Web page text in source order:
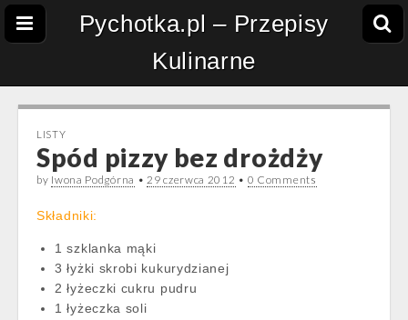
Pychotka.pl – Przepisy
Kulinarne
LISTY
Spód pizzy bez drożdży
by Iwona Podgórna •29 czerwca 2012 • 0 Comments
Składniki:
1 szklanka mąki
3 łyżki skrobi kukurydzianej
2 łyżeczki cukru pudru
1 łyżeczka soli